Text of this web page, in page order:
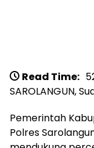
Read Time:
SAROLANGUN,
Pemerintah
Polres